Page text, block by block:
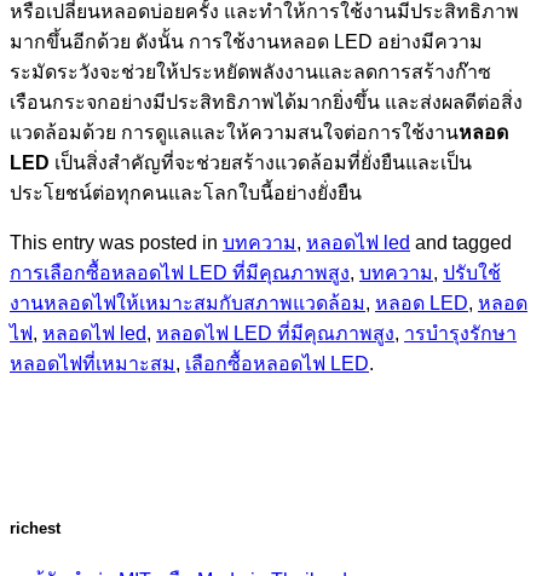
หรือเปลี่ยนหลอดบ่อยครั้ง และทำให้การใช้งานมีประสิทธิภาพ
มากขึ้นอีกด้วย ดังนั้น การใช้งานหลอด LED อย่างมีความ
ระมัดระวังจะช่วยให้ประหยัดพลังงานและลดการสร้างก๊าซ
เรือนกระจกอย่างมีประสิทธิภาพได้มากยิ่งขึ้น และส่งผลดีต่อสิ่ง
แวดล้อมด้วย การดูแลและให้ความสนใจต่อการใช้งานหลอด
LED เป็นสิ่งสำคัญที่จะช่วยสร้างแวดล้อมที่ยั่งยืนและเป็น
ประโยชน์ต่อทุกคนและโลกใบนี้อย่างยั่งยืน
This entry was posted in บทความ, หลอดไฟ led and tagged
การเลือกซื้อหลอดไฟ LED ที่มีคุณภาพสูง, บทความ, ปรับใช้
งานหลอดไฟให้เหมาะสมกับสภาพแวดล้อม, หลอด LED, หลอด
ไฟ, หลอดไฟ led, หลอดไฟ LED ที่มีคุณภาพสูง, ารบำรุงรักษา
หลอดไฟที่เหมาะสม, เลือกซื้อหลอดไฟ LED.
richest